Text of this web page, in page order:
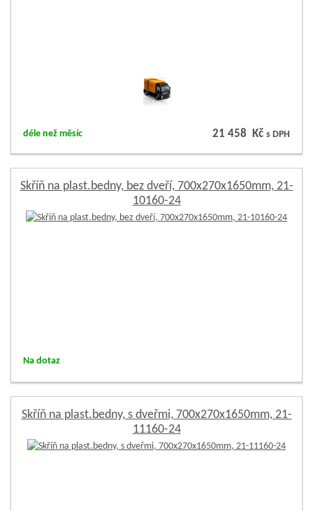
déle než měsíc 21 458 Kčs DPH
Skříň na plast.bedny, bez dveří, 700x270x1650mm, 21-
10160-24
Na dotaz
Skříň na plast.bedny, s dveřmi, 700x270x1650mm, 21-
11160-24